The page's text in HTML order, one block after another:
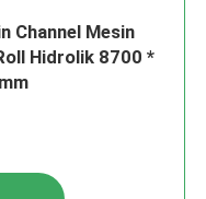
Channel Mesin
Hidrolik 8700 *